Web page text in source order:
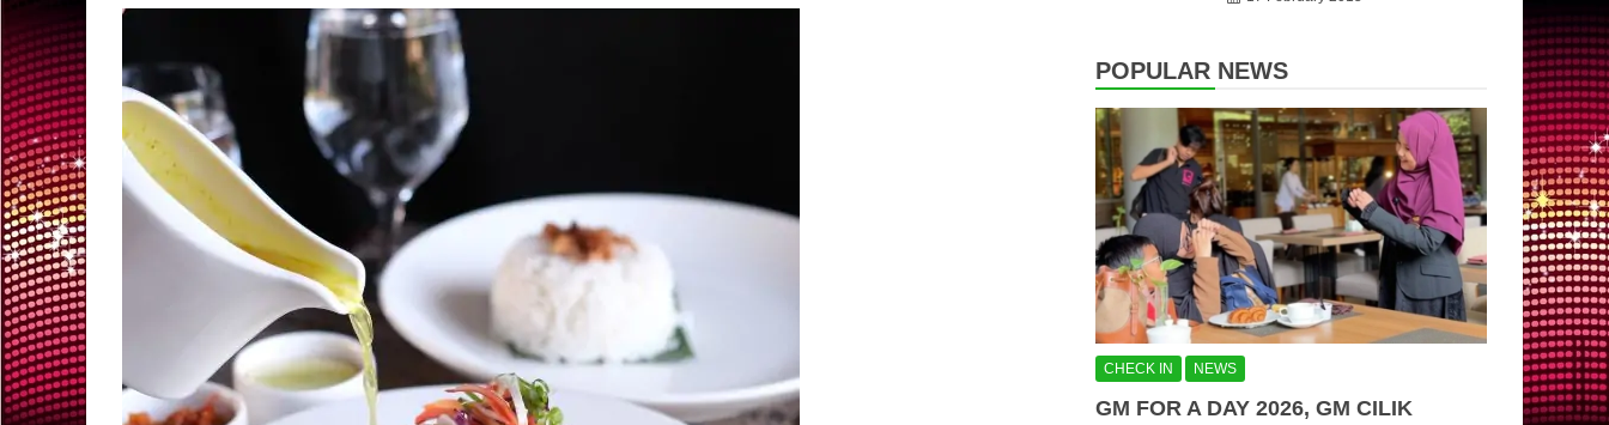
POPULAR NEWS
CHECK IN NEWS
GM FOR A DAY 2026, GM CILIK